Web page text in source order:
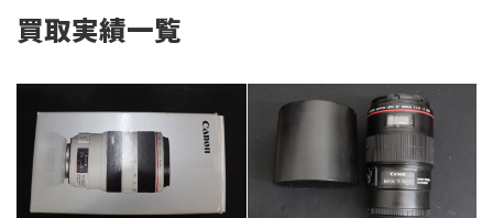
買取実績一覧
カテゴリー カメラ・レンズ
カテゴリー カメラ・レンズ